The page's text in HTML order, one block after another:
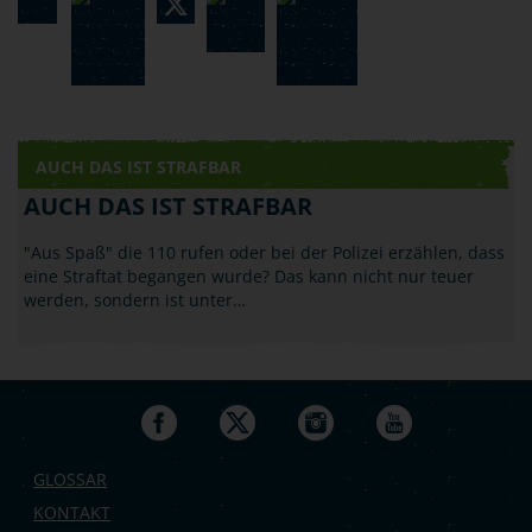
AUCH DAS IST STRAFBAR
AUCH DAS IST STRAFBAR
"Aus Spaß" die 110 rufen oder bei der Polizei erzählen, dass
eine Straftat begangen wurde? Das kann nicht nur teuer
werden, sondern ist unter…
GLOSSAR
KONTAKT